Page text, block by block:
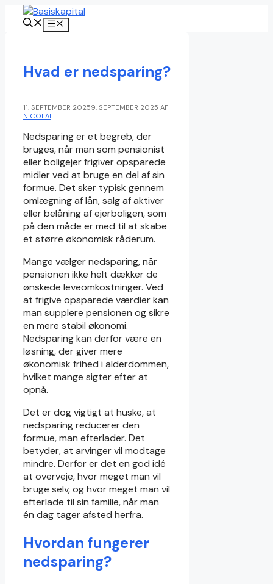
Menu
Hvad er nedsparing?
11. SEPTEMBER 20259. SEPTEMBER 2025 AF
NICOLAI
Nedsparing er et begreb, der
bruges, når man som pensionist
eller boligejer frigiver opsparede
midler ved at bruge en del af sin
formue. Det sker typisk gennem
omlægning af lån, salg af aktiver
eller belåning af ejerboligen, som
på den måde er med til at skabe
et større økonomisk råderum.
Mange vælger nedsparing, når
pensionen ikke helt dækker de
ønskede leveomkostninger. Ved
at frigive opsparede værdier kan
man supplere pensionen og sikre
en mere stabil økonomi.
Nedsparing kan derfor være en
løsning, der giver mere
økonomisk frihed i alderdommen,
hvilket mange sigter efter at
opnå.
Det er dog vigtigt at huske, at
nedsparing reducerer den
formue, man efterlader. Det
betyder, at arvinger vil modtage
mindre. Derfor er det en god idé
at overveje, hvor meget man vil
bruge selv, og hvor meget man vil
efterlade til sin familie, når man
én dag tager afsted herfra.
Hvordan fungerer
nedsparing?